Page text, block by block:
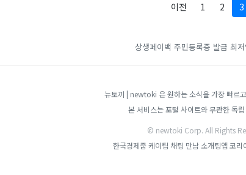
이전 1 2 3
상생페이백 주민등록증 발급 최
뉴토끼 | newtoki 은 원하는 소식을 가장 빠르
본 서비스는 포털 사이트와 무관한 독
© newtoki Corp. All Rights
한국경제줌케이팁 채팅 만남 소개팅앱코리